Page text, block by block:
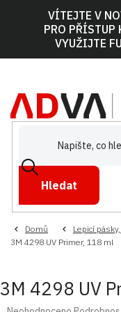
VÍTEJTE V
PRO PŘÍSTUP
VYUŽIJTE
Hledat
Domů Lepicí
3M 4298 UV Primer, 118 ml
3M 4298 UV